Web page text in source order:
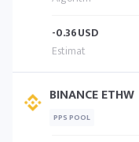
-0.36USD
BINANCE ETHW
PPS POOL